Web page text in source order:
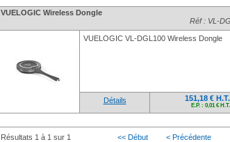
VUELOGIC Wireless Dongle
Réf : VL-
VUELOGIC VL-DGL100 Wireless Dongle
Détails 151,18 € H.T.
E.P. : 0,01 € H.T.
Résultats 1 à 1 sur 1 << Début < Précédente